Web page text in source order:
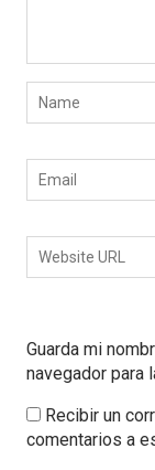
Guarda mi
navegador para
Recibir un
comentarios a